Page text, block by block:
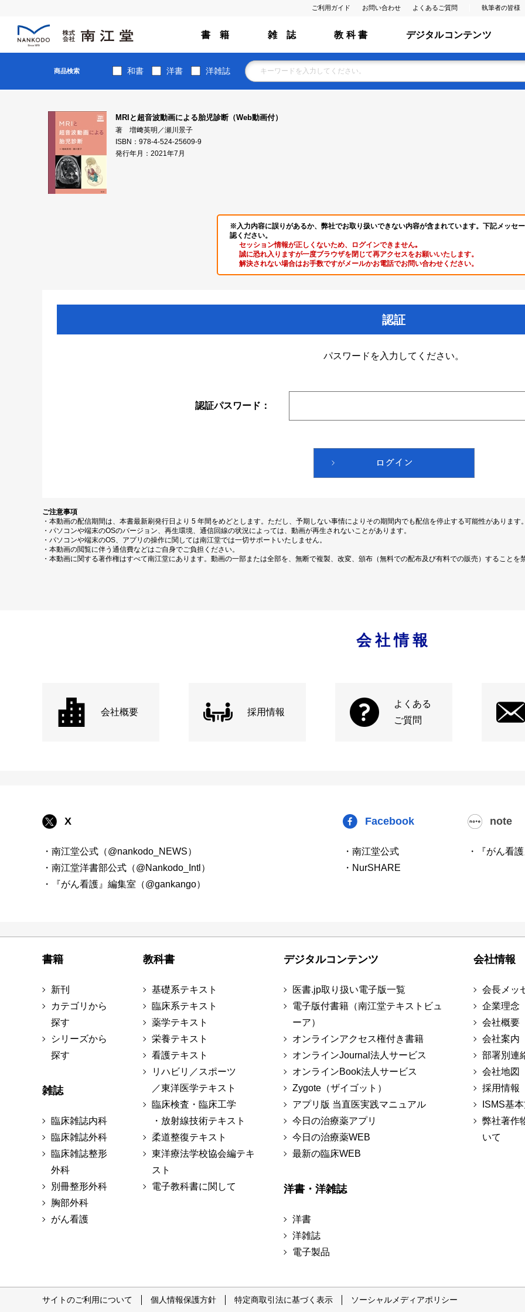
ご利用ガイド お問い合わせ よくあるご質問 執筆者の皆様
書 籍 雑 誌 教 科 書 デジタルコンテンツ
商品検索 和書 洋書 洋雑誌
MRIと超音波動画による胎児診断（Web動画付）
著 増﨑英明／瀬川景子
ISBN：978-4-524-25609-9
発行年月：2021年7月
※入力内容に誤りがあるか、弊社でお取り扱いできない内容が含まれています。下記メッセ
認ください。
セッション情報が正しくないため、ログインできません｡
誠に恐れ入りますが一度ブラウザを閉じて再アクセスをお願いいたします。
解決されない場合はお手数ですがメールかお電話でお問い合わせください。
認証
パスワードを入力してください。
認証パスワード：
ご注意事項
・本動画の配信期間は、本書最新刷発行日より 5 年間をめどとします。ただし、予期しない事情によりその期間内でも配信を停止する可能性があります
・パソコンや端末のOSのバージョン、再生環境、通信回線の状況によっては、動画が再生されないことがあります。
・パソコンや端末のOS、アプリの操作に関しては南江堂では一切サポートいたしません。
・本動画の閲覧に伴う通信費などはご自身でご負担ください。
・本動画に関する著作権はすべて南江堂にあります。動画の一部または全部を、無断で複製、改変、頒布（無料での配布及び有料での販売）することを
会社情報
会社概要 採用情報
よくある
ご質問
X
・南江堂公式（@nankodo_NEWS）
・南江堂洋書部公式（@Nankodo_Intl）
・『がん看護』編集室（@gankango）
Facebook
・南江堂公式
・NurSHARE
note
・『がん看
書籍
新刊
カテゴリから
探す
シリーズから
探す
雑誌
臨床雑誌内科
臨床雑誌外科
臨床雑誌整形
外科
別冊整形外科
胸部外科
がん看護
教科書
基礎系テキスト
臨床系テキスト
薬学テキスト
栄養テキスト
看護テキスト
リハビリ／スポーツ
／東洋医学テキスト
臨床検査・臨床工学
・放射線技術テキスト
柔道整復テキスト
東洋療法学校協会編テキ
スト
電子教科書に関して
デジタルコンテンツ
医書.jp取り扱い電子版一覧
電子版付書籍（南江堂テキストビュ
ーア）
オンラインアクセス権付き書籍
オンラインJournal法人サービス
オンラインBook法人サービス
Zygote（ザイゴット）
アプリ版 当直医実践マニュアル
今日の治療薬アプリ
今日の治療薬WEB
最新の臨床WEB
洋書・洋雑誌
洋書
洋雑誌
電子製品
会社情報
会長メッ
企業理念
会社概要
会社案内
部署別連
会社地図
採用情報
ISMS基
弊社著作
いて
サイトのご利用について 個人情報保護方針 特定商取引法に基づく表示 ソーシャルメディアポリシー